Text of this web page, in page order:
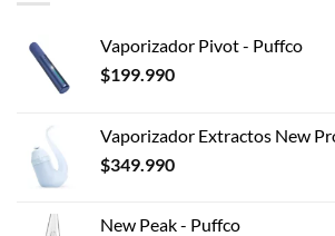
Vaporizador Pivot - Puffco
$199.990
Vaporizador Extractos New
$349.990
New Peak - Puffco